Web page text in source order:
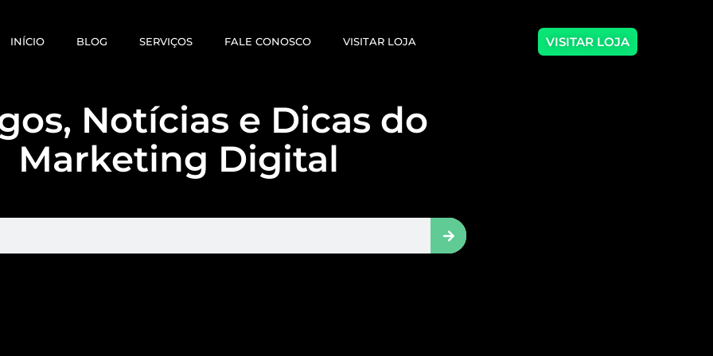
INÍCIO BLOG SERVIÇOS FALE CONOSCO VISITAR LOJA VISITAR LOJA
Notícias e Dicas do
Marketing Digital